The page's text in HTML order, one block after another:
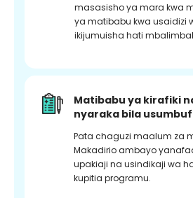
masasisho ya mara kwa
ya matibabu kwa usaidizi
ikijumuisha hati
Matibabu ya kirafiki
nyaraka bila
Pata chaguzi maalum za
Makadirio ambayo
upakiaji na usindikaji wa
kupitia programu.